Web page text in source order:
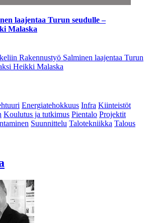
laajentaa Turun seudulle –
Malaska
Rakennustyö Salminen laajentaa Turun
Heikki Malaska
Energiatehokkuus Infra Kiinteistöt
Koulutus ja tutkimus Pientalo Projektit
Suunnittelu Talotekniikka Talous